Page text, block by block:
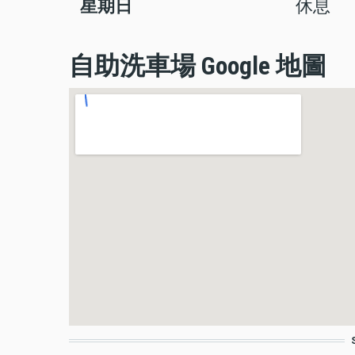
星期日 休息
自助洗車場 Google 地圖